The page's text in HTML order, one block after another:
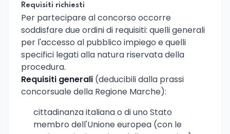
Requisiti richiesti
Per partecipare al concorso occorre
soddisfare due ordini di requisiti: quelli generali
per l'accesso al pubblico impiego e quelli
specifici legati alla natura riservata della
procedura.
Requisiti generali (deducibili dalla prassi
concorsuale della Regione Marche):
cittadinanza italiana o di uno Stato
membro dell'Unione europea (con le